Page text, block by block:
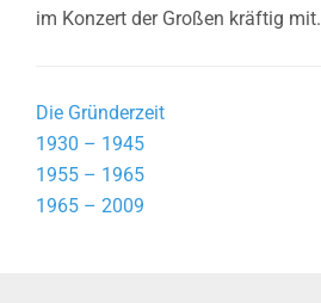
im Konzert der Großen kräftig mit.
Die Gründerzeit
1930 – 1945
1955 – 1965
1965 – 2009